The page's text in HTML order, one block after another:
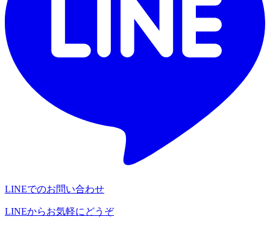
LINEでのお問い合わせ
LINEからお気軽にどうぞ